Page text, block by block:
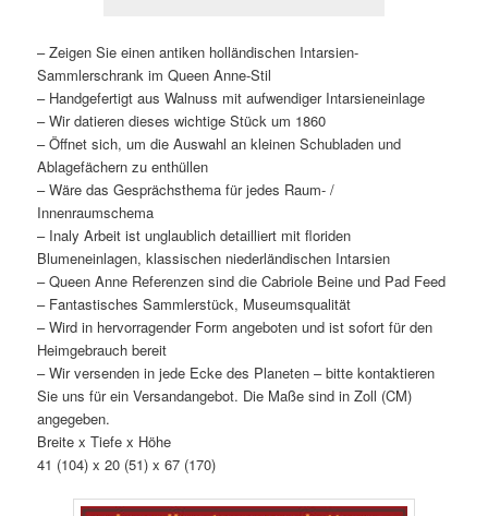
– Zeigen Sie einen antiken holländischen Intarsien-
Sammlerschrank im Queen Anne-Stil
– Handgefertigt aus Walnuss mit aufwendiger Intarsieneinlage
– Wir datieren dieses wichtige Stück um 1860
– Öffnet sich, um die Auswahl an kleinen Schubladen und
Ablagefächern zu enthüllen
– Wäre das Gesprächsthema für jedes Raum- /
Innenraumschema
– Inaly Arbeit ist unglaublich detailliert mit floriden
Blumeneinlagen, klassischen niederländischen Intarsien
– Queen Anne Referenzen sind die Cabriole Beine und Pad Feed
– Fantastisches Sammlerstück, Museumsqualität
– Wird in hervorragender Form angeboten und ist sofort für den
Heimgebrauch bereit
– Wir versenden in jede Ecke des Planeten – bitte kontaktieren
Sie uns für ein Versandangebot. Die Maße sind in Zoll (CM)
angegeben.
Breite x Tiefe x Höhe
41 (104) x 20 (51) x 67 (170)